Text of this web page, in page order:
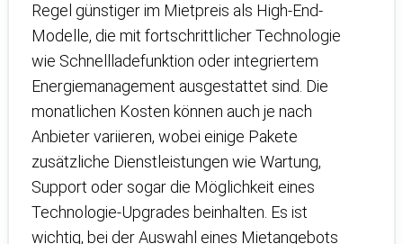
Regel günstiger im Mietpreis als High-End-
Modelle, die mit fortschrittlicher Technologie
wie Schnellladefunktion oder integriertem
Energiemanagement ausgestattet sind. Die
monatlichen Kosten können auch je nach
Anbieter variieren, wobei einige Pakete
zusätzliche Dienstleistungen wie Wartung,
Support oder sogar die Möglichkeit eines
Technologie-Upgrades beinhalten. Es ist
wichtig, bei der Auswahl eines Mietangebots